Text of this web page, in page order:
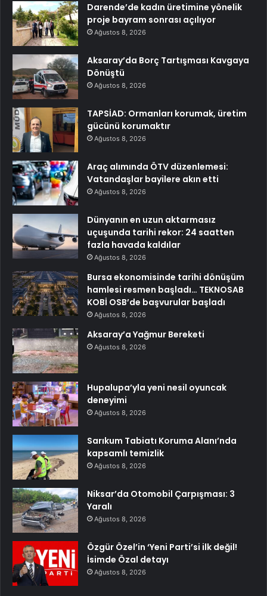
Darende’de kadın üretimine yönelik
proje bayram sonrası açılıyor
Ağustos 8, 2026
Aksaray’da Borç Tartışması Kavgaya
Dönüştü
Ağustos 8, 2026
TAPSİAD: Ormanları korumak, üretim
gücünü korumaktır
Ağustos 8, 2026
Araç alımında ÖTV düzenlemesi:
Vatandaşlar bayilere akın etti
Ağustos 8, 2026
Dünyanın en uzun aktarmasız
uçuşunda tarihi rekor: 24 saatten
fazla havada kaldılar
Ağustos 8, 2026
Bursa ekonomisinde tarihi dönüşüm
hamlesi resmen başladı… TEKNOSAB
KOBİ OSB’de başvurular başladı
Ağustos 8, 2026
Aksaray’a Yağmur Bereketi
Ağustos 8, 2026
Hupalupa’yla yeni nesil oyuncak
deneyimi
Ağustos 8, 2026
Sarıkum Tabiatı Koruma Alanı’nda
kapsamlı temizlik
Ağustos 8, 2026
Niksar’da Otomobil Çarpışması: 3
Yaralı
Ağustos 8, 2026
Özgür Özel’in ‘Yeni Parti’si ilk değil!
İsimde Özal detayı
Ağustos 8, 2026